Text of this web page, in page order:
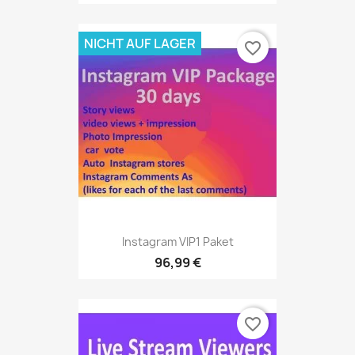
Instagram VIP1 Paket
96,99 €
NICHT AUF LAGER favorite_border
favorite_border